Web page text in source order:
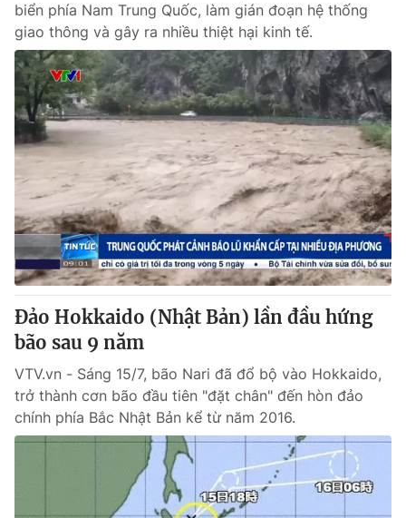
biển phía Nam Trung Quốc, làm gián đoạn hệ thống
giao thông và gây ra nhiều thiệt hại kinh tế.
Đảo Hokkaido (Nhật Bản) lần đầu hứng
bão sau 9 năm
VTV.vn - Sáng 15/7, bão Nari đã đổ bộ vào Hokkaido,
trở thành cơn bão đầu tiên "đặt chân" đến hòn đảo
chính phía Bắc Nhật Bản kể từ năm 2016.